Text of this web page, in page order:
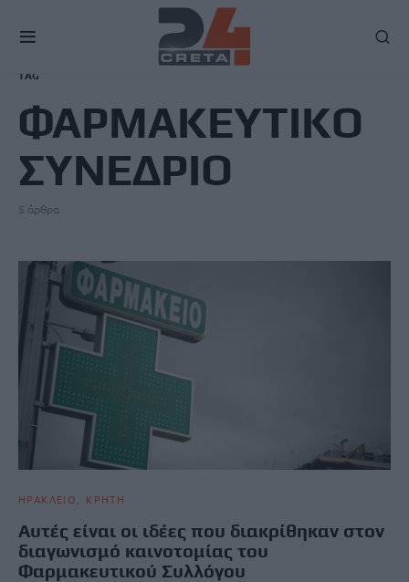
TAG
ΦΑΡΜΑΚΕΥΤΙΚΟ
ΣΥΝΕΔΡΙΟ
5 άρθρα
ΗΡΑΚΛΕΙΟ ΚΡΗΤΗ
Αυτές είναι οι ιδέες που διακρίθηκαν στον
διαγωνισμό καινοτομίας του
Φαρμακευτικού Συλλόγου